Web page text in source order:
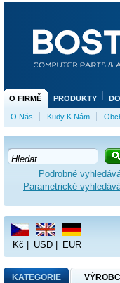
Podrobné
Parametrické
Kč USD EUR
KATEGORIE VÝROBCI
O FIRMĚ PRODUKTY
O Nás Kudy K Nám